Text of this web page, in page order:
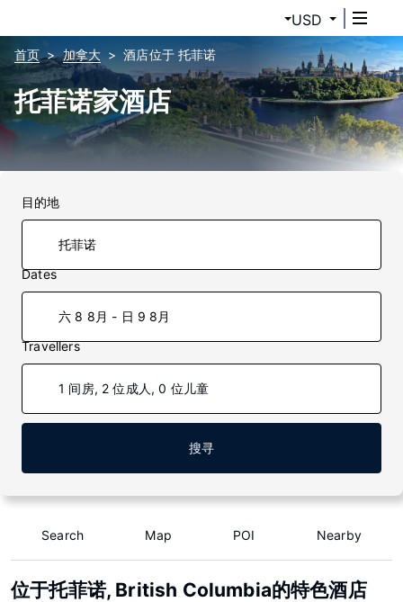
USD
首页 加拿大 酒店位于 托菲诺
托菲诺家酒店
目的地
Dates
六 8 8月 - 日 9 8月
Travellers
1 间房, 2 位成人, 0 位儿童
搜寻
Search Map POI Nearby
位于托菲诺, British Columbia的特色酒店